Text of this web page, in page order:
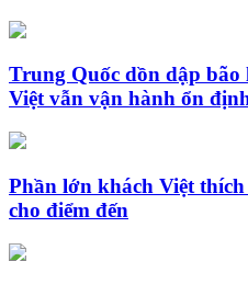
Trung Quốc dồn dập
Việt vẫn vận hành ổn
Phần lớn khách Việt
cho điểm đến